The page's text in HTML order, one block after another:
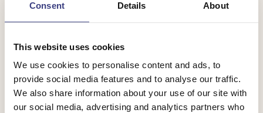
Consent Details About
This website uses cookies
We use cookies to personalise content and ads, to
provide social media features and to analyse our traffic.
We also share information about your use of our site with
our social media, advertising and analytics partners who